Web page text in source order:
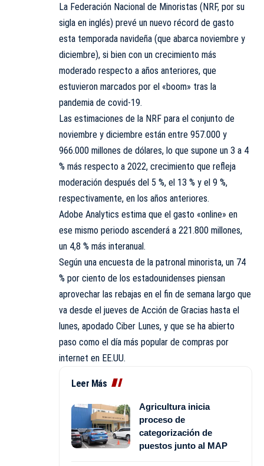
La Federación Nacional de Minoristas (NRF, por su
sigla en inglés) prevé un nuevo récord de gasto
esta temporada navideña (que abarca noviembre y
diciembre), si bien con un crecimiento más
moderado respecto a años anteriores, que
estuvieron marcados por el «boom» tras la
pandemia de covid-19.
Las estimaciones de la NRF para el conjunto de
noviembre y diciembre están entre 957.000 y
966.000 millones de dólares, lo que supone un 3 a 4
% más respecto a 2022, crecimiento que refleja
moderación después del 5 %, el 13 % y el 9 %,
respectivamente, en los años anteriores.
Adobe Analytics estima que el gasto «online» en
ese mismo periodo ascenderá a 221.800 millones,
un 4,8 % más interanual.
Según una encuesta de la patronal minorista, un 74
% por ciento de los estadounidenses piensan
aprovechar las rebajas en el fin de semana largo que
va desde el jueves de Acción de Gracias hasta el
lunes, apodado Ciber Lunes, y que se ha abierto
paso como el día más popular de compras por
internet en EE.UU.
Leer Más
Agricultura inicia
proceso de
categorización de
puestos junto al MAP